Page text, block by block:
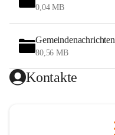
0,04 MB
Gemeindenachrichten
80,56 MB
Kontakte